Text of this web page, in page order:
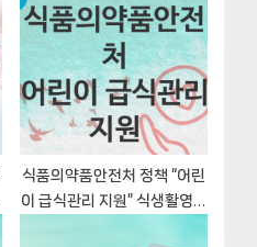
식품의약품안전처 정책 “어린
이 급식관리 지원” 식생활영양